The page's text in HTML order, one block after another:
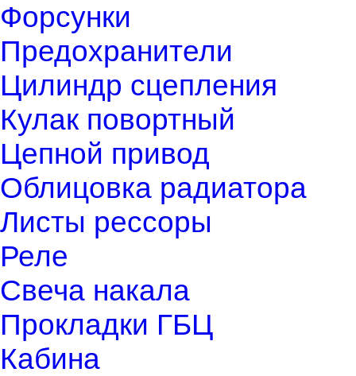
Форсунки
Предохранители
Цилиндр сцепления
Кулак повортный
Цепной привод
Облицовка радиатора
Листы рессоры
Реле
Свеча накала
Прокладки ГБЦ
Кабина